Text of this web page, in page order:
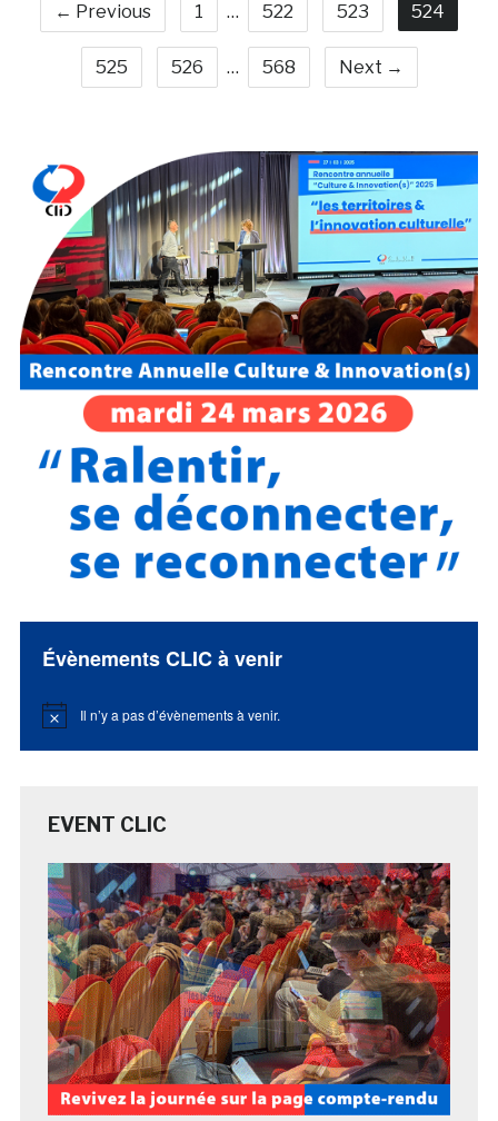
← Previous 1 … 522 523 524
525 526 … 568 Next →
Évènements CLIC à venir
Notice Il n’y a pas d’évènements à venir.
EVENT CLIC